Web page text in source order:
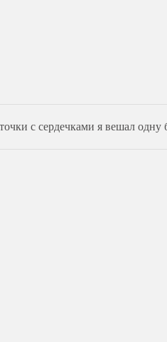
с сердечками я вешал одну